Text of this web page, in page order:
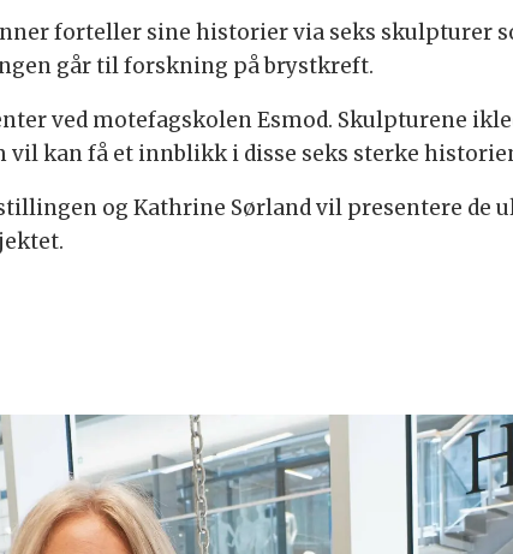
forteller sine historier via seks skulpturer
går til forskning på brystkreft.
ved motefagskolen Esmod. Skulpturene
vil kan få et innblikk i disse seks sterke
og Kathrine Sørland vil presentere